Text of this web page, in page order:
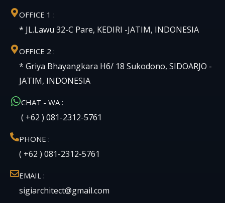
OFFICE 1 :
* JL.Lawu 32-C Pare, KEDIRI -JATIM, INDONESIA
OFFICE 2 :
* Griya Bhayangkara H6/ 18 Sukodono, SIDOARJO -
JATIM, INDONESIA
CHAT - WA :
( +62 ) 081-2312-5761
PHONE :
( +62 ) 081-2312-5761
EMAIL :
sigiarchitect@gmail.com